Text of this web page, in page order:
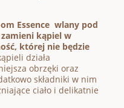
Essence wlany pod
kąpiel w
której nie będzie
działa
obrzęki oraz
składniki w nim
ciało i delikatnie